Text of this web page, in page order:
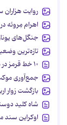
روایت
اهرام مِروئه
جنگل‌های
تازه‌ترین
۱۰ خط قرمز در دعوای همسران
جمع‌آوری
بازگشت زوار
شاه کلید
اوکراین سند